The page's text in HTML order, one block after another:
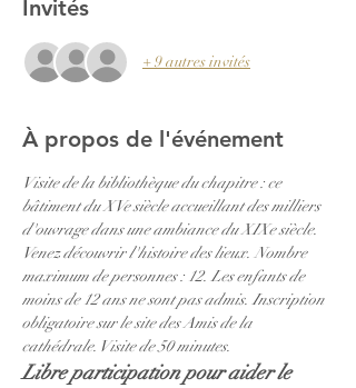
Invités
+ 9 autres invités
À propos de l'événement
Visite de la bibliothèque du chapitre : ce
bâtiment du XVe siècle accueillant des milliers
d'ouvrage dans une ambiance du XIXe siècle.
Venez découvrir l'histoire des lieux. Nombre
maximum de personnes : 12. Les enfants de
moins de 12 ans ne sont pas admis. Inscription
obligatoire sur le site des Amis de la
cathédrale. Visite de 50 minutes.
Libre participation pour aider le